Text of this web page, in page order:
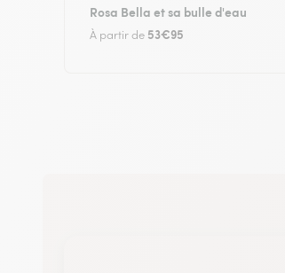
Rosa Bella et sa bulle d'eau
À partir de 53€95